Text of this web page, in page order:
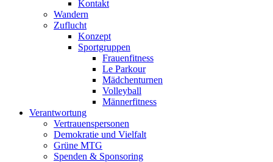
Kontakt
Wandern
Zuflucht
Konzept
Sportgruppen
Frauenfitness
Le Parkour
Mädchenturnen
Volleyball
Männerfitness
Verantwortung
Vertrauenspersonen
Demokratie und Vielfalt
Grüne MTG
Spenden & Sponsoring